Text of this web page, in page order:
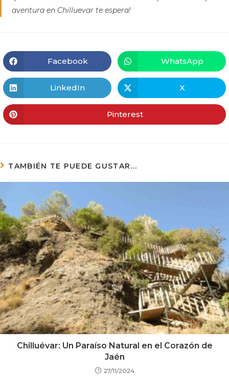
aventura en Chilluevar te espera!
Facebook WhatsApp
LinkedIn X
Pinterest
TAMBIÉN TE PUEDE GUSTAR...
Chilluévar: Un Paraíso Natural en el Corazón de
Jaén
27/11/2024